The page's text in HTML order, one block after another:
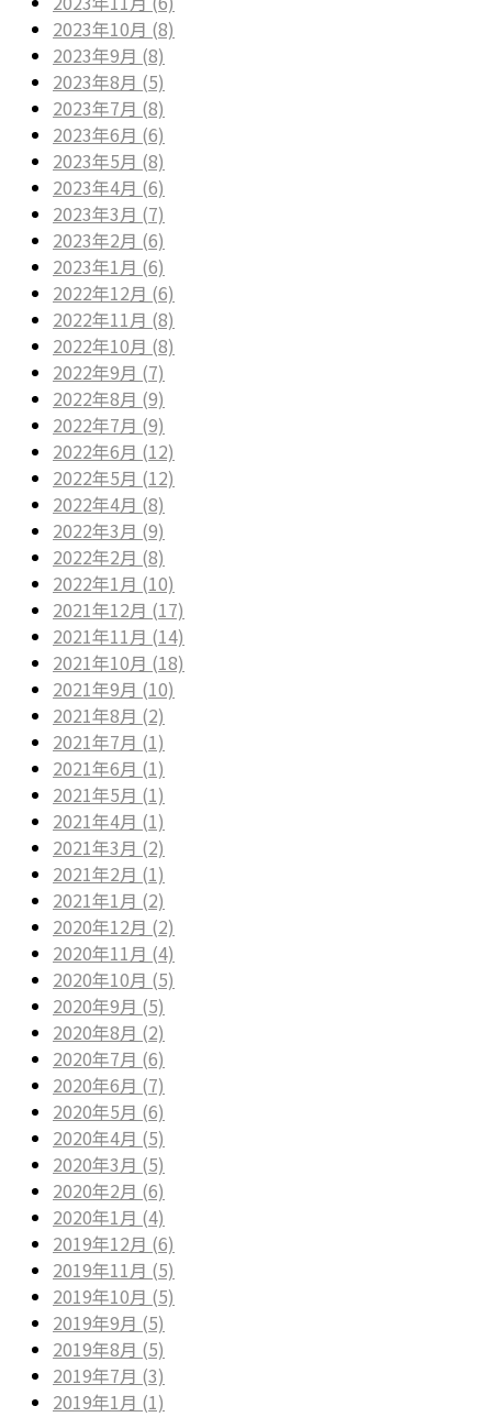
2023年10月 (8)
2023年9月 (8)
2023年8月 (5)
2023年7月 (8)
2023年6月 (6)
2023年5月 (8)
2023年4月 (6)
2023年3月 (7)
2023年2月 (6)
2023年1月 (6)
2022年12月 (6)
2022年11月 (8)
2022年10月 (8)
2022年9月 (7)
2022年8月 (9)
2022年7月 (9)
2022年6月 (12)
2022年5月 (12)
2022年4月 (8)
2022年3月 (9)
2022年2月 (8)
2022年1月 (10)
2021年12月 (17)
2021年11月 (14)
2021年10月 (18)
2021年9月 (10)
2021年8月 (2)
2021年7月 (1)
2021年6月 (1)
2021年5月 (1)
2021年4月 (1)
2021年3月 (2)
2021年2月 (1)
2021年1月 (2)
2020年12月 (2)
2020年11月 (4)
2020年10月 (5)
2020年9月 (5)
2020年8月 (2)
2020年7月 (6)
2020年6月 (7)
2020年5月 (6)
2020年4月 (5)
2020年3月 (5)
2020年2月 (6)
2020年1月 (4)
2019年12月 (6)
2019年11月 (5)
2019年10月 (5)
2019年9月 (5)
2019年8月 (5)
2019年7月 (3)
2019年1月 (1)